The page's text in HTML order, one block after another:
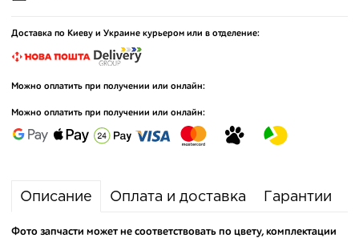
Доставка по Киеву и Украине курьером или в отделение:
Можно оплатить при получении или онлайн:
Можно оплатить при получении или онлайн:
Описание Оплата и доставка Гарантии
Фото запчасти может не соответствовать по цвету, комплектации